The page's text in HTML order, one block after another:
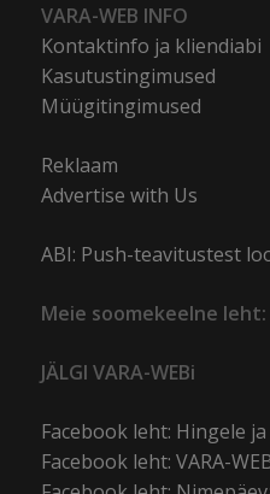
VARA-WEB INFO
Kontaktinfo ja kliendiabi
Kasutustingimused
Müügitingimused
Reklaam
Advertise with Us
ABI: Push-teavitustest
Meie soomekeelne leht:
JÄLGI VARA-WEBi
Facebook leht: Hingele
Facebook leht: VARA-